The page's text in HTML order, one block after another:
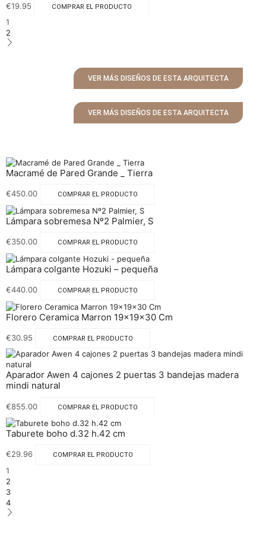
€19.95 COMPRAR EL PRODUCTO
1
2
VER MÁS DISEÑOS DE ESTA ARQUITECTA
VER MÁS DISEÑOS DE ESTA ARQUITECTA
Macramé de Pared Grande _ Tierra
€450.00 COMPRAR EL PRODUCTO
Lámpara sobremesa Nº2 Palmier, S
€350.00 COMPRAR EL PRODUCTO
Lámpara colgante Hozuki – pequeña
€440.00 COMPRAR EL PRODUCTO
Florero Ceramica Marron 19x19x30 Cm
€30.95 COMPRAR EL PRODUCTO
Aparador Awen 4 cajones 2 puertas 3 bandejas madera
mindi natural
€855.00 COMPRAR EL PRODUCTO
Taburete boho d.32 h.42 cm
€29.96 COMPRAR EL PRODUCTO
1
2
3
4